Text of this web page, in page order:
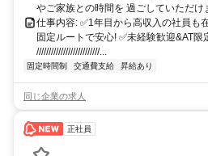
やご家族との時間を 過ごしていただけ
仕事内容: ✅️1年目から高収入の社員も
固定ルートで安心! ✅️未経験歓迎&AT
//////////////////////////...
固定時間制 交通費支給 昇給あり
同じ企業の求人
正社員